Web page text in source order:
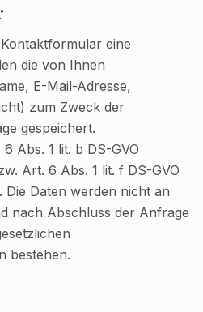
eine
die von Ihnen
E-Mail-Adresse,
zum Zweck der
gespeichert.
Abs. 1 lit. b DS-GVO
Art. 6 Abs. 1 lit. f DS-GVO
Die Daten werden nicht an
nach Abschluss der Anfrage
bestehen.